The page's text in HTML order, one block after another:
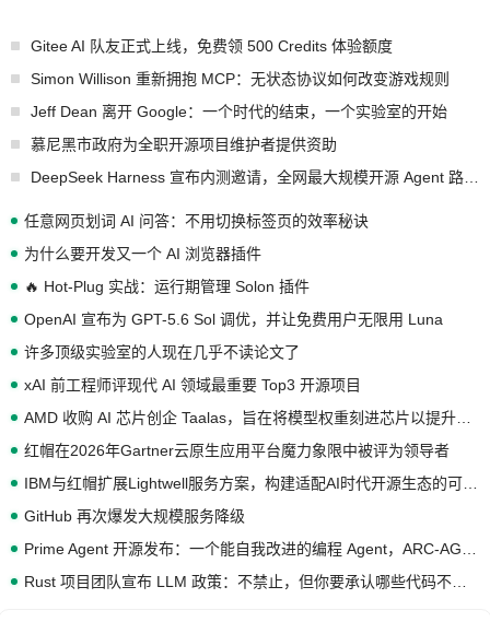
Gitee AI 队友正式上线，免费领 500 Credits 体验额度
Simon Willison 重新拥抱 MCP：无状态协议如何改变游戏规则
Jeff Dean 离开 Google：一个时代的结束，一个实验室的开始
慕尼黑市政府为全职开源项目维护者提供资助
任意网页划词 AI 问答：不用切换标签页的效率秘诀
为什么要开发又一个 AI 浏览器插件
🔥 Hot-Plug 实战：运行期管理 Solon 插件
OpenAI 宣布为 GPT-5.6 Sol 调优，并让免费用户无限用 Luna
许多顶级实验室的人现在几乎不读论文了
xAI 前工程师评现代 AI 领域最重要 Top3 开源项目
红帽在2026年Gartner云原生应用平台魔力象限中被评为领导者
GitHub 再次爆发大规模服务降级